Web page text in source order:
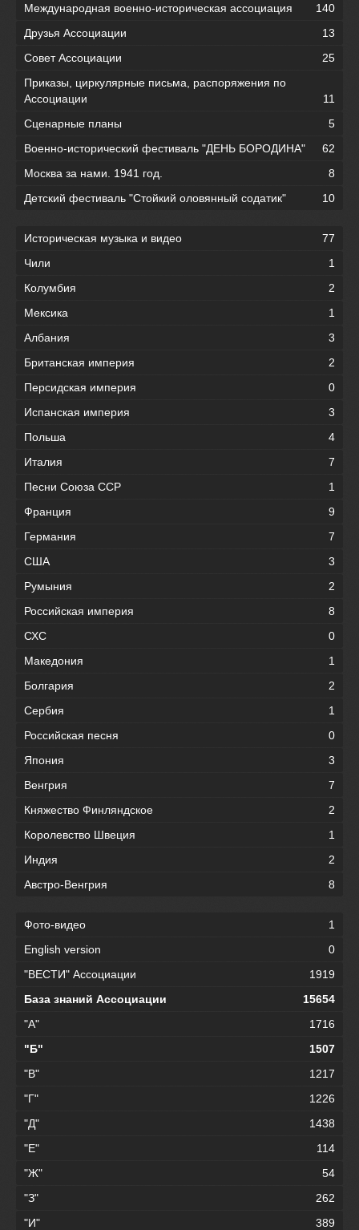
Международная военно-историческая ассоциация
140
Друзья Ассоциации
13
Совет Ассоциации
25
Приказы, циркулярные письма, распоряжения по
Ассоциации
11
Сценарные планы
5
Военно-исторический фестиваль "ДЕНЬ БОРОДИНА"
62
Москва за нами. 1941 год.
8
Детский фестиваль "Стойкий оловянный содатик"
10
Историческая музыка и видео
77
Чили
1
Колумбия
2
Мексика
1
Албания
3
Британская империя
2
Персидская империя
0
Испанская империя
3
Польша
4
Италия
7
Песни Союза ССР
1
Франция
9
Германия
7
США
3
Румыния
2
Российская империя
8
СХС
0
Македония
1
Болгария
2
Сербия
1
Российская песня
0
Япония
3
Венгрия
7
Княжество Финляндское
2
Королевство Швеция
1
Индия
2
Австро-Венгрия
8
Фото-видео
1
English version
0
"ВЕСТИ" Ассоциации
1919
База знаний Ассоциации
15654
"А"
1716
"Б"
1507
"В"
1217
"Г"
1226
"Д"
1438
"Е"
114
"Ж"
54
"З"
262
"И"
389